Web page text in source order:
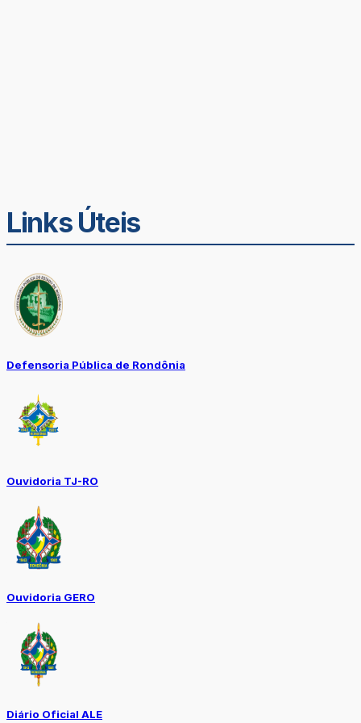
Links Úteis
Defensoria Pública de Rondônia
Ouvidoria TJ-RO
Ouvidoria GERO
Diário Oficial ALE